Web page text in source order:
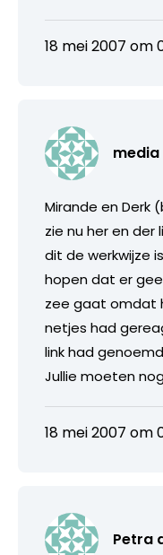
18 mei 2007 om
media
Mirande en Derk
zie nu her en der
dit de werkwijze
hopen dat er
zee gaat omdat
netjes had
link had
Jullie moeten
18 mei 2007 om
Petra